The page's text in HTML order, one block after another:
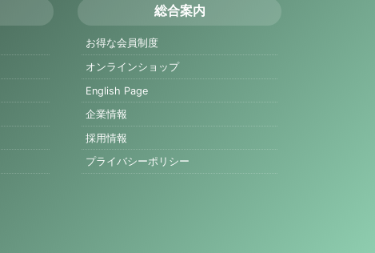
総合案内
お得な会員制度
オンラインショップ
English Page
企業情報
採用情報
プライバシーポリシー